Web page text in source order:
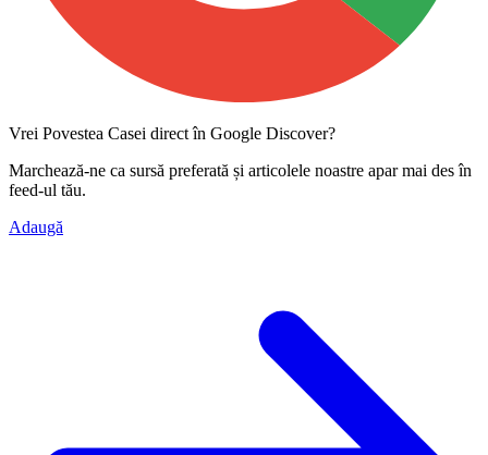
Vrei Povestea Casei direct în Google Discover?
Marchează-ne ca sursă preferată și articolele noastre apar mai des în
feed-ul tău.
Adaugă